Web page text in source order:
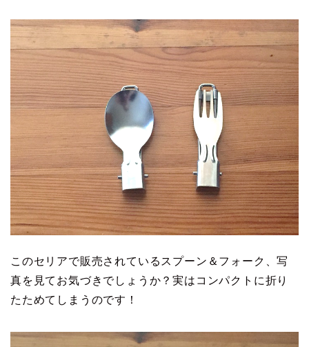
このセリアで販売されているスプーン＆フォーク、写
真を見てお気づきでしょうか？実はコンパクトに折り
たためてしまうのです！